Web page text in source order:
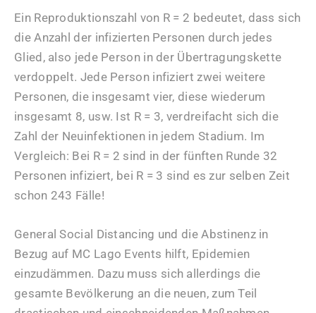
Ein Reproduktionszahl von R = 2 bedeutet, dass sich
die Anzahl der infizierten Personen durch jedes
Glied, also jede Person in der Übertragungskette
verdoppelt. Jede Person infiziert zwei weitere
Personen, die insgesamt vier, diese wiederum
insgesamt 8, usw. Ist R = 3, verdreifacht sich die
Zahl der Neuinfektionen in jedem Stadium. Im
Vergleich: Bei R = 2 sind in der fünften Runde 32
Personen infiziert, bei R = 3 sind es zur selben Zeit
schon 243 Fälle!
General Social Distancing und die Abstinenz in
Bezug auf MC Lago Events hilft, Epidemien
einzudämmen. Dazu muss sich allerdings die
gesamte Bevölkerung an die neuen, zum Teil